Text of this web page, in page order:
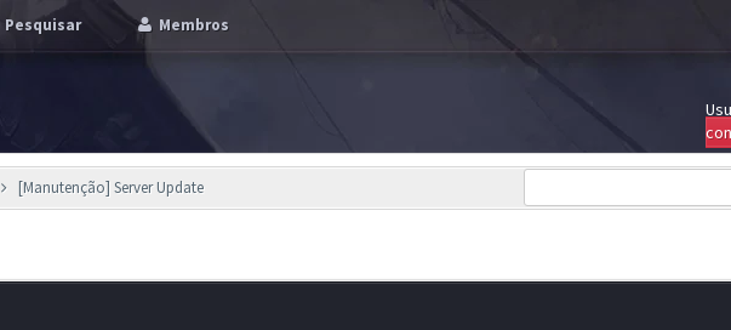
Pesquisar Membros
[Manutenção] Server Update